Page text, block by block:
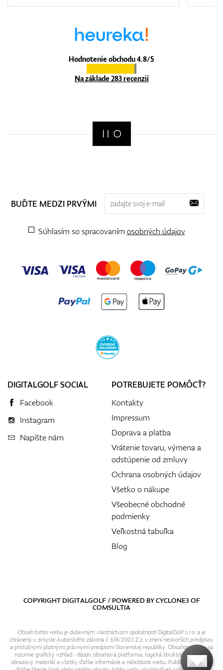
Hodnotenie obchodu 4.8/5
Na základe 283 recenzií
BUĎTE MEDZI PRVÝMI
Súhlasím so spracovaním osobných údajov
DIGITALGOLF SOCIAL
Facebook
Instagram
Napíšte nám
POTREBUJETE POMÔCŤ?
Kontakty
Impressum
Doprava a platba
Vrátenie tovaru, výmena a
odstúpenie od zmluvy
Ochrana osobných údajov
Všetko o nákupe
Všeobecné obchodné
podmienky
Veľkostná tabuľka
Blog
COPYRIGHT DIGITALGOLF / POWERED BYCYCLONE3OF
COMSULTIA
Obsah tohto webu je duševným vlastníctvom spoločnosti DigitalGolf s.r.o. a je
chránený v zmysle Autorského zákona č. 618/2003 Z.z. v znení neskorších predpisov
a príslušnými platnými právnymi predpismi Slovenskej republiky. Obsahom webu sa
rozumie grafický vzhľad - dizajn, obsahová platforma, logická štruktúra, textový i
obrazový materiál a všetky ďalšie informácie a náležitosti webu. Publikovanie resp.